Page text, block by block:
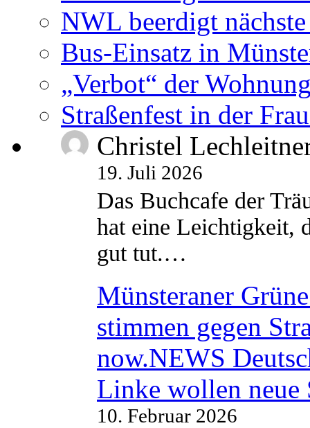
NWL beerdigt
Bus-Einsatz in
„Verbot“ der
Straßenfest in der
Christel
19. Juli 2026
Das Buchcafe der
hat eine Leichtigkeit,
gut tut.…
Münsteraner
stimmen gegen
now.NEWS
Linke wollen neue
10. Februar 2026